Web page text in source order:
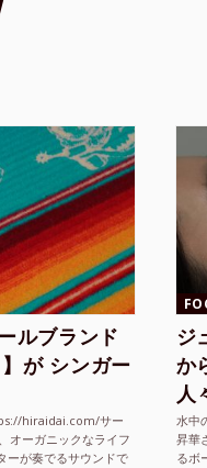
ルブランド
が シンガー
hiraidai.com/サー
オーガニックなライフ
ーが奏でるサウンドで
ジ
か
人
水中
昇華
るボ